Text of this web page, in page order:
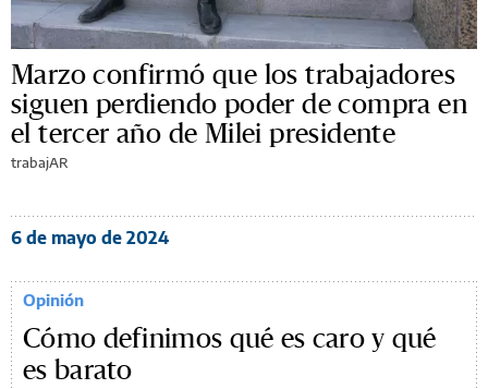
Marzo confirmó que los trabajadores
siguen perdiendo poder de compra en
el tercer año de Milei presidente
trabajAR
6 de mayo de 2024
Opinión
Cómo definimos qué es caro y qué
es barato